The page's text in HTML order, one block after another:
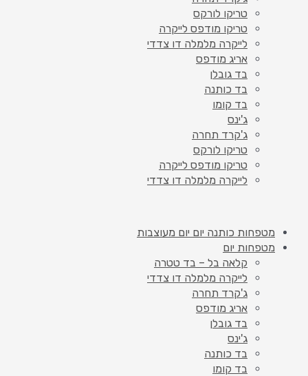
טריקו לורקס
טריקו מודפס לייקרה
לייקרה מלמלה דו צדדי
אריג מודפס
בד גובלן
בד כותנה
בד קומו
ג'ינס
ג'קרד תחרה
טריקו לורקס
טריקו מודפס לייקרה
לייקרה מלמלה דו צדדי
מטפחות כותנה יום יום מעוצבות
מטפחות יום
קלאה בל – בד טטרה
לייקרה מלמלה דו צדדי
ג'קרד תחרה
אריג מודפס
בד גובלן
ג'ינס
בד כותנה
בד קומו